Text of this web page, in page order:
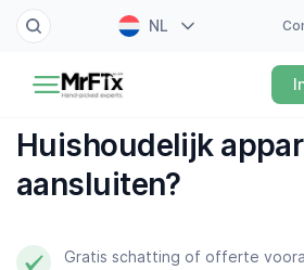
NL
FR
DE
Schilder
Elektricien
Klusjesman
Huishoudelijk
aansluiten?
Gratis schatting of offerte